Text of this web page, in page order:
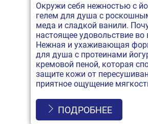
Окружи себя нежностью с
гелем для душа с
меда и сладкой ванили.
настоящее удовольствие
Нежная и ухаживающая
для душа с протеинами
кремовой пеной, которая
защите кожи от
приятное ощущение
ПОДРОБНЕЕ